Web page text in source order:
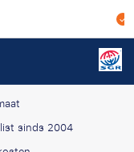
Scherpe prijzen &
sinds 2004